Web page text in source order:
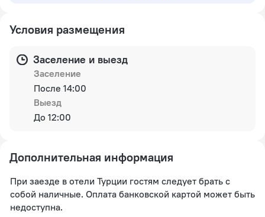
Условия размещения
Заселение и выезд
Заселение
После 14:00
Выезд
До 12:00
Дополнительная информация
При заезде в отели Турции гостям следует брать с
собой наличные. Оплата банковской картой может быть
недоступна.